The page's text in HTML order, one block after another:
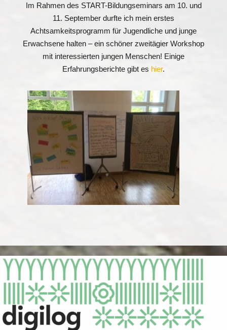
Im Rahmen des START-Bildungseminars am 10. und
11. September durfte ich mein erstes
Achtsamkeitsprogramm für Jugendliche und junge
Erwachsene halten – ein schöner zweitägier Workshop
mit interessierten jungen Menschen! Einige
Erfahrungsberichte gibt es hier.